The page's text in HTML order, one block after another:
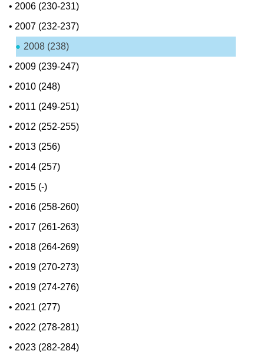
• 2006 (230-231)
• 2007 (232-237)
2008 (238)
• 2009 (239-247)
• 2010 (248)
• 2011 (249-251)
• 2012 (252-255)
• 2013 (256)
• 2014 (257)
• 2015 (-)
• 2016 (258-260)
• 2017 (261-263)
• 2018 (264-269)
• 2019 (270-273)
• 2019 (274-276)
• 2021 (277)
• 2022 (278-281)
• 2023 (282-284)